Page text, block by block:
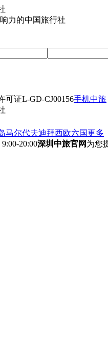
力的中国旅行社
可证L-GD-CJ00156手机中旅
马尔代夫迪拜西欧六国更多
20:00深圳中旅官网为您